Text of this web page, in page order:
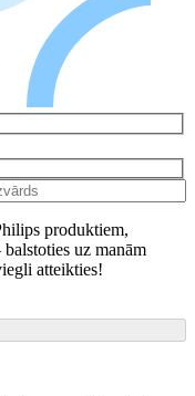
produktiem,
uz manām
atteikties!